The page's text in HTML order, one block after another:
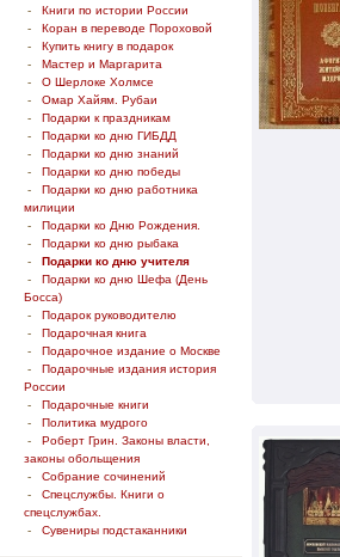
- Книги по истории России
- Коран в переводе Пороховой
- Купить книгу в подарок
- Мастер и Маргарита
- О Шерлоке Холмсе
- Омар Хайям. Рубаи
- Подарки к праздникам
- Подарки ко дню ГИБДД
- Подарки ко дню знаний
- Подарки ко дню победы
- Подарки ко дню работника
милиции
- Подарки ко Дню Рождения.
- Подарки ко дню рыбака
- Подарки ко дню учителя
- Подарки ко дню Шефа (День
Босса)
- Подарок руководителю
- Подарочная книга
- Подарочное издание о Москве
- Подарочные издания история
России
- Подарочные книги
- Политика мудрого
- Роберт Грин. Законы власти,
законы обольщения
- Собрание сочинений
- Спецслужбы. Книги о
спецслужбах.
- Сувениры подстаканники